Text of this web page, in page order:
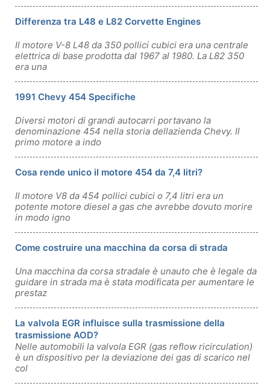
Differenza tra L48 e L82 Corvette Engines
Il motore V-8 L48 da 350 pollici cubici era una centrale
elettrica di base prodotta dal 1967 al 1980. La L82 350
era una
1991 Chevy 454 Specifiche
Diversi motori di grandi autocarri portavano la
denominazione 454 nella storia dellazienda Chevy. Il
primo motore a indo
Cosa rende unico il motore 454 da 7,4 litri?
Il motore V8 da 454 pollici cubici o 7,4 litri era un
potente motore diesel a gas che avrebbe dovuto morire
in modo igno
Come costruire una macchina da corsa di strada
Una macchina da corsa stradale è unauto che è legale da
guidare in strada ma è stata modificata per aumentare le
prestaz
La valvola EGR influisce sulla trasmissione della
trasmissione AOD?
Nelle automobili la valvola EGR (gas reflow ricirculation)
è un dispositivo per la deviazione dei gas di scarico nel
col